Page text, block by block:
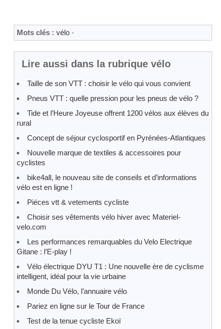
Mots clés : vélo -
Lire aussi dans la rubrique vélo
Taille de son VTT : choisir le vélo qui vous convient
Pneus VTT : quelle pression pour les pneus de vélo ?
Tide et l’Heure Joyeuse offrent 1200 vélos aux élèves du
rural
Concept de séjour cyclosportif en Pyrénées-Atlantiques
Nouvelle marque de textiles & accessoires pour
cyclistes
bike4all, le nouveau site de conseils et d’informations
vélo est en ligne !
Piéces vtt & vetements cycliste
Choisir ses vêtements vélo hiver avec Materiel-
velo.com
Les performances remarquables du Velo Electrique
Gitane : l’E-play !
Vélo électrique DYU T1 : Une nouvelle ère de cyclisme
intelligent, idéal pour la vie urbaine
Monde Du Vélo, l’annuaire vélo
Pariez en ligne sur le Tour de France
Test de la tenue cycliste Ekoï